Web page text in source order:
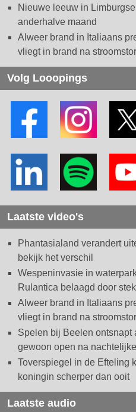
Nieuwe leeuw in
anderhalve maand
Alweer brand in Italiaans
vliegt in brand na
Volg Looopings
Laatste video's
Phantasialand verandert
bekijk het verschil
Wespeninvasie in
Rulantica belaagd door
Alweer brand in Italiaans
vliegt in brand na
Spelen bij Beelen ontsnapt
gewoon open na
Toverspiegel in de Efteling
koningin scherper dan ooit
Laatste audio